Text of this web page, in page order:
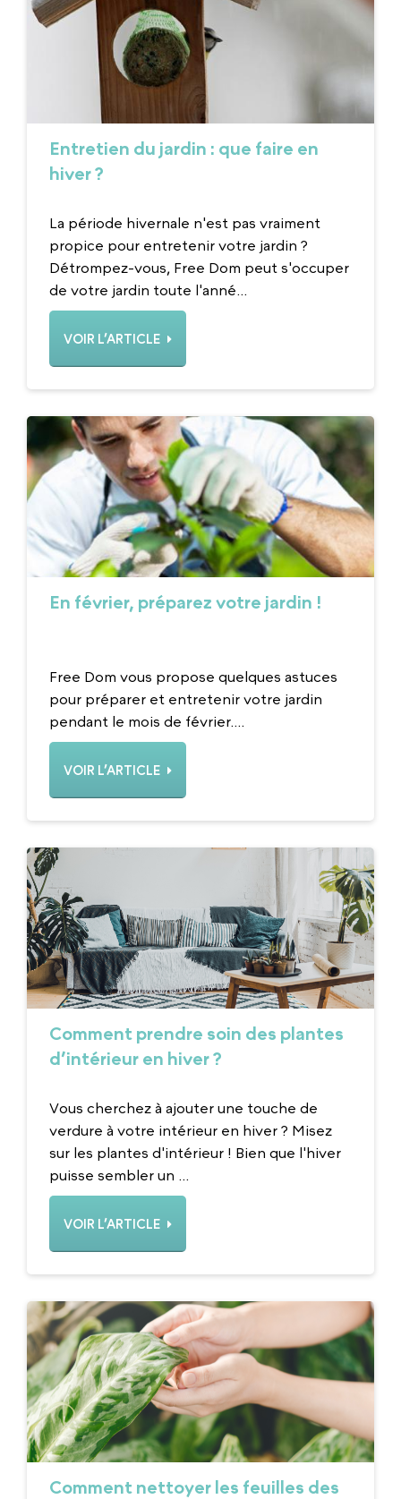
Entretien du jardin : que faire en
hiver ?
La période hivernale n'est pas vraiment
propice pour entretenir votre jardin ?
Détrompez-vous, Free Dom peut s'occuper
de votre jardin toute l'anné...
VOIR L’ARTICLE
En février, préparez votre jardin !
Free Dom vous propose quelques astuces
pour préparer et entretenir votre jardin
pendant le mois de février....
VOIR L’ARTICLE
Comment prendre soin des plantes
d’intérieur en hiver ?
Vous cherchez à ajouter une touche de
verdure à votre intérieur en hiver ? Misez
sur les plantes d'intérieur ! Bien que l'hiver
puisse sembler un ...
VOIR L’ARTICLE
Comment nettoyer les feuilles des